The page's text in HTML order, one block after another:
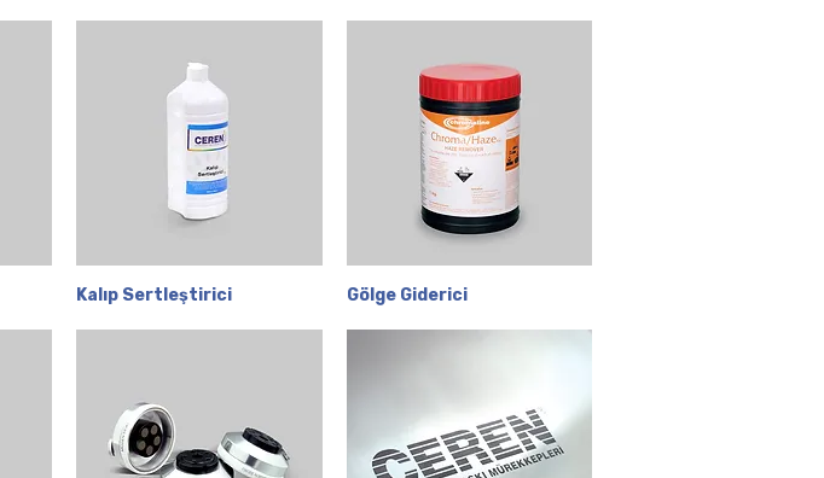
Hızlı Bakış
Kalıp Sertleştirici Hızlı Bakış
Gölge Giderici